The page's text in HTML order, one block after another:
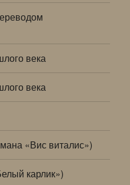
века
века
«Вис виталис»)
карлик»)